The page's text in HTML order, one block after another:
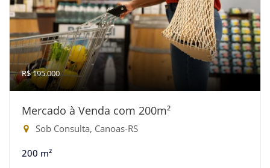
R$ 195.000
Mercado à Venda com 200m²
Sob Consulta, Canoas-RS
200 m²